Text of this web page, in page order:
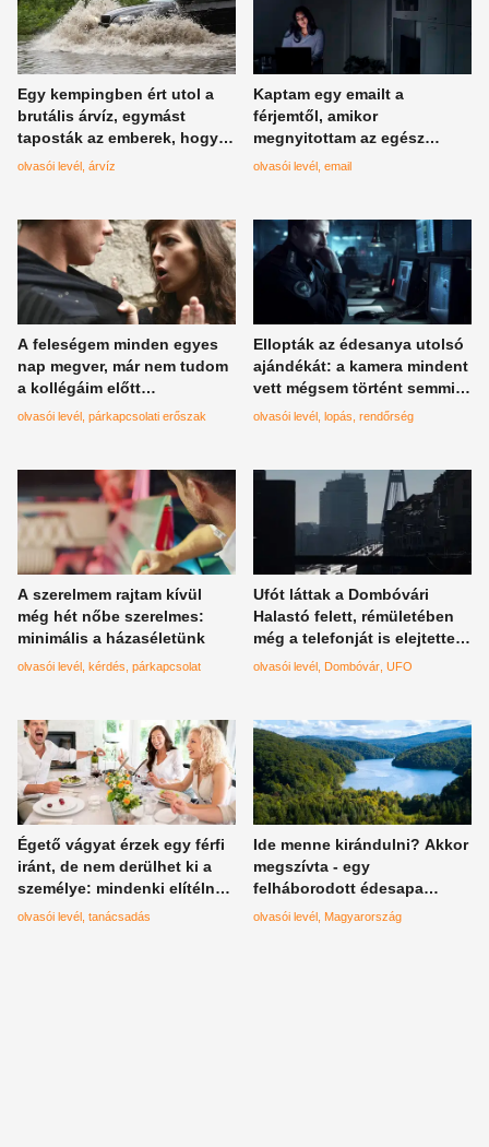
Egy kempingben ért utol a
brutális árvíz, egymást
taposták az emberek, hogy
kijussanak a helyről
olvasói levél árvíz
Kaptam egy emailt a
férjemtől, amikor
megnyitottam az egész
életem összeomlott
olvasói levél email
A feleségem minden egyes
nap megver, már nem tudom
a kollégáim előtt
kimagyarázni a kék foltokat
olvasói levél párkapcsolati erőszak
Ellopták az édesanya utolsó
ajándékát: a kamera mindent
vett mégsem történt semmi,
nem a 100 000 forintos kár
olvasói levél lopás rendőrség
A szerelmem rajtam kívül
még hét nőbe szerelmes:
minimális a házaséletünk
olvasói levél kérdés párkapcsolat
Ufót láttak a Dombóvári
Halastó felett, rémületében
még a telefonját is elejtette,
megsemmisült a felvétel
olvasói levél Dombóvár UFO
Égető vágyat érzek egy férfi
iránt, de nem derülhet ki a
személye: mindenki elítélne,
ha megtudják kiről
olvasói levél tanácsadás
Ide menne kirándulni? Akkor
megszívta - egy
felháborodott édesapa
beszámolója egy pesti
olvasói levél Magyarország